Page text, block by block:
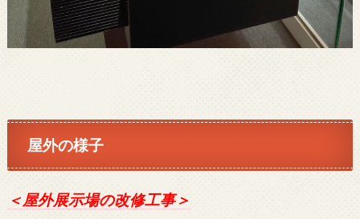
屋外の様子
＜屋外展示場の改修工事＞